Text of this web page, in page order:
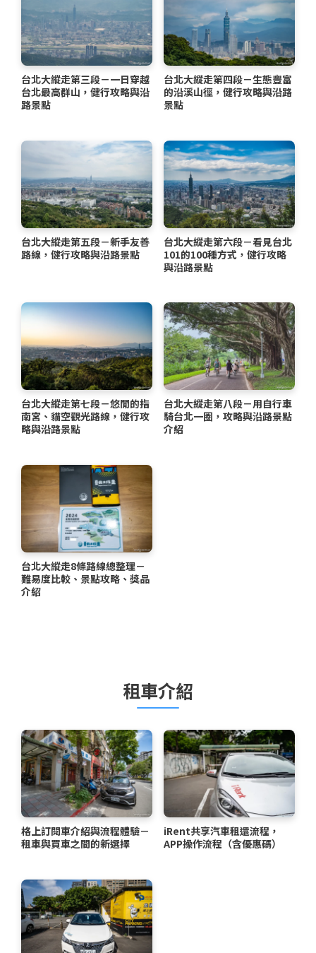
台北大縱走第三段－一日穿越
台北最高群山，健行攻略與沿
路景點
台北大縱走第四段－生態豐富
的沿溪山徑，健行攻略與沿路
景點
台北大縱走第五段－新手友善
路線，健行攻略與沿路景點
台北大縱走第六段－看見台北
101的100種方式，健行攻略
與沿路景點
台北大縱走第七段－悠閒的指
南宮、貓空觀光路線，健行攻
略與沿路景點
台北大縱走第八段－用自行車
騎台北一圈，攻略與沿路景點
介紹
台北大縱走8條路線總整理－
難易度比較、景點攻略、獎品
介紹
租車介紹
格上訂閱車介紹與流程體驗－
租車與買車之間的新選擇
iRent共享汽車租還流程，
APP操作流程（含優惠碼）